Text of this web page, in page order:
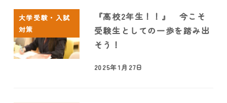
大学受験・入試
対策
『高校2年生！！』 今こそ
受験生としての一歩を踏み出
そう！
2025年1月27日